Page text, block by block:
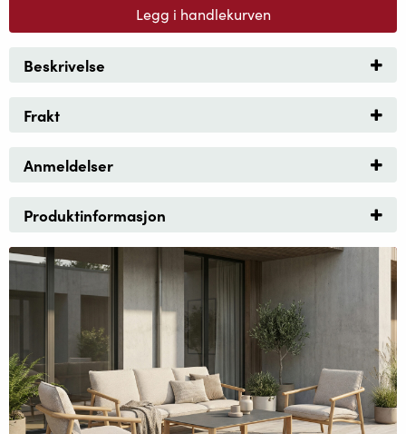
Legg i handlekurven
Beskrivelse
Frakt
Anmeldelser
Produktinformasjon